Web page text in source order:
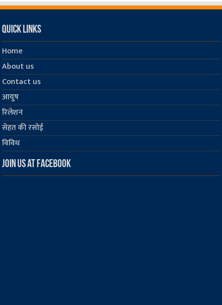
Quick Links
Home
About us
Contact us
आयुष
रिलेशन
सेहत की रसोई
विविध
Join us at Facebook